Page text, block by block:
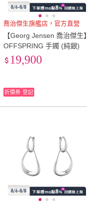
喬治傑生旗艦店，官方直營
【Georg Jensen 喬治傑生】
OFFSPRING 手鐲 (純銀)
19,900
折價券 登記